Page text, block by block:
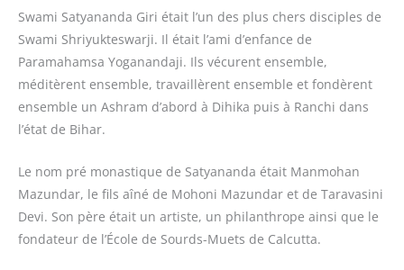
Swami Satyananda Giri était l’un des plus chers disciples de
Swami Shriyukteswarji. Il était l’ami d’enfance de
Paramahamsa Yoganandaji. Ils vécurent ensemble,
méditèrent ensemble, travaillèrent ensemble et fondèrent
ensemble un Ashram d’abord à Dihika puis à Ranchi dans
l’état de Bihar.
Le nom pré monastique de Satyananda était Manmohan
Mazundar, le fils aîné de Mohoni Mazundar et de Taravasini
Devi. Son père était un artiste, un philanthrope ainsi que le
fondateur de l’École de Sourds-Muets de Calcutta.